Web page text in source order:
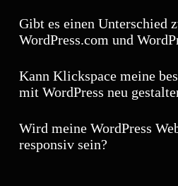
Gibt es einen Unterschied
WordPress.com und
Kann Klickspace meine
mit WordPress neu
Wird meine WordPress
responsiv sein?